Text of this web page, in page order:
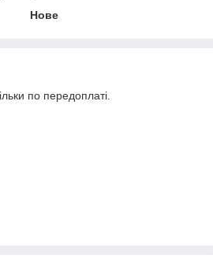
Нове
по передоплаті.